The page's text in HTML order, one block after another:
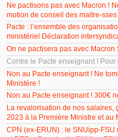
Ne pactisons pas avec Macron !
motion de conseil des maitre-sses
Pacte : l’ensemble des
ministériel Déclaration
On ne pactisera pas avec
Contre le Pacte enseignant !
Non au Pacte enseignant ! Ne
Ministère !
Non au Pacte enseignant ! 300€
La revalorisation de nos salaires,
2023 à la Première Ministre et au
CPN (ex-ERUN) : le SNUipp-